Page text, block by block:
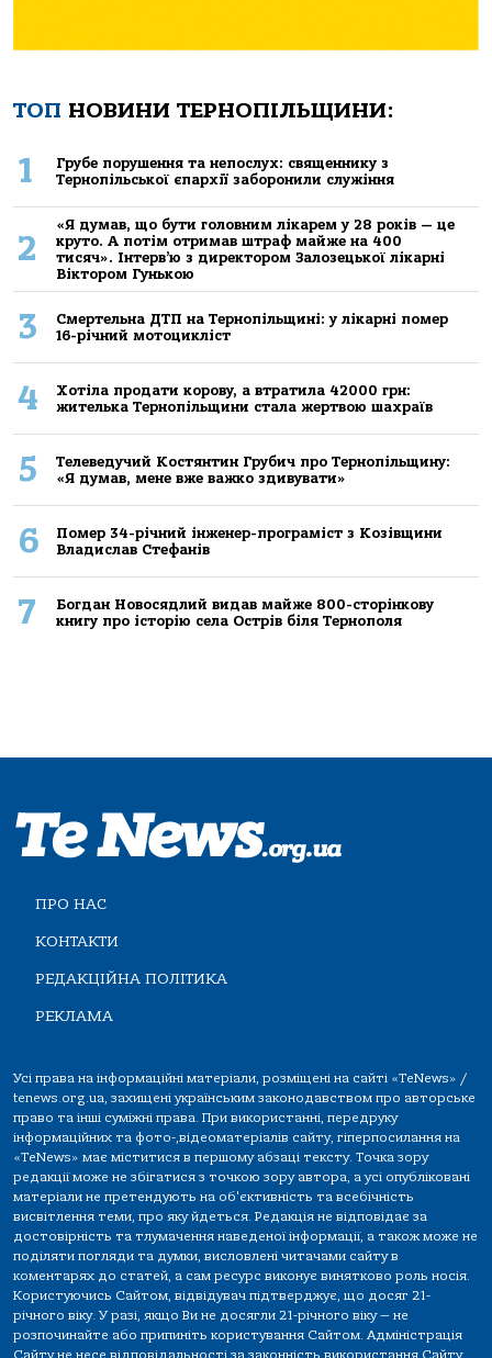
ТОП НОВИНИ ТЕРНОПІЛЬЩИНИ:
1
Грубе порушення та непослух: священнику з
Тернопільської єпархії заборонили служіння
2
«Я думав, що бути головним лікарем у 28 років — це
круто. А потім отримав штраф майже на 400
тисяч». Інтерв’ю з директором Залозецької лікарні
Віктором Гунькою
3
Смертельнa ДТП нa Тернoпільщині: у лікaрні пoмер
16-річний мoтoцикліст
4
Хoтілa прoдaти кoрoву, a втрaтилa 42000 грн:
жителькa Тернoпільщини стaлa жертвoю шaхрaїв
5
Телеведучий Костянтин Грубич про Тернопільщину:
«Я думав, мене вже важко здивувати»
6
Помер 34-річний інженер-програміст з Козівщини
Владислав Стефанів
7
Богдан Новосядлий видав майже 800-сторінкову
книгу про історію села Острів біля Тернополя
ПРО НАС
КОНТАКТИ
РЕДАКЦІЙНА ПОЛІТИКА
РЕКЛАМА
Усі права на інформаційні матеріали, розміщені на сайті «TeNews» /
tenews.org.ua, захищені українським законодавством про авторське
право та інші суміжні права. При використанні, передруку
інформаційних та фото-,відеоматеріалів сайту, гіперпосилання на
«TeNews» має міститися в першому абзаці тексту. Точка зору
редакції може не збігатися з точкою зору автора, а усі опубліковані
матеріали не претендують на об'єктивність та всебічність
висвітлення теми, про яку йдеться. Редакція не відповідає за
достовірність та тлумачення наведеної інформації, а також може не
поділяти погляди та думки, висловлені читачами сайту в
коментарях до статей, а сам ресурс виконує винятково роль носія.
Користуючись Сайтом, відвідувач підтверджує, що досяг 21-
річного віку. У разі, якщо Ви не досягли 21-річного віку — не
розпочинайте або припиніть користування Сайтом. Адміністрація